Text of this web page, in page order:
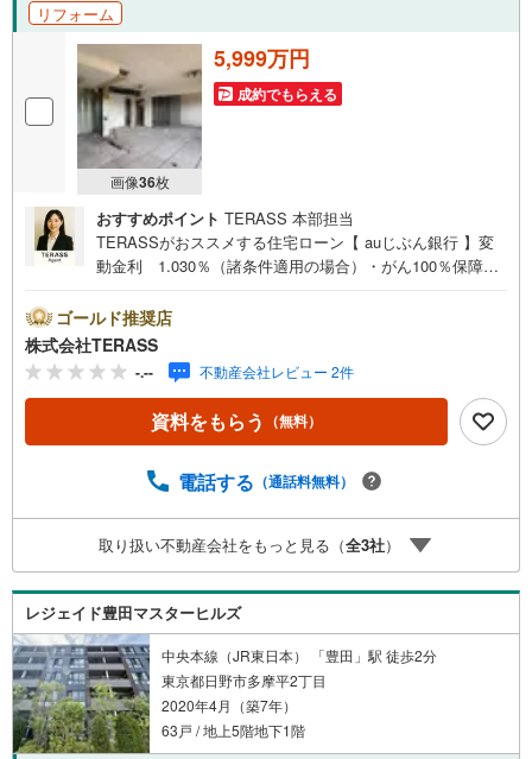
リフォーム
画像36枚
5,999万円
成約でもらえる
おすすめポイント TERASS 本部担当
TERASSがおススメする住宅ローン【 auじぶん銀行 】変
動金利 1.030％（諸条件適用の場合）・がん100％保障団
能！・諸費用も、物件価格の10％までは融資可能！※2026
年8月現在■スーパーまで徒歩5分■ご家族のお顔が見える対
面式キッチン■全居室に採光有■富士山が遠望できます※天
候による■床暖房付■ペット飼育可※細則有【リフォーム内
容】〇キッチン〇浴室〇洗面台、洗濯水栓、防水パン〇ト
イレ〇フローリング、建具・玄関収納、収納棚、壁・天井
チ・コンセント 他
ゴールド推奨店
株式会社TERASS
-.-- 不動産会社レビュー 2件
資料をもらう （無料）
電話する （通話料無料）
取り扱い不動産会社をもっと見る（全3社）
レジェイド豊田マスターヒルズ
中央本線（JR東日本） 「豊田」駅 徒歩2分
東京都日野市多摩平2丁目
2020年4月（築7年）
63戸 / 地上5階地下1階